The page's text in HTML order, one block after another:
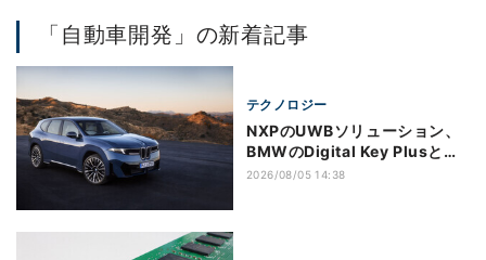
「自動車開発」の新着記事
テクノロジー
NXPのUWBソリューション、
BMWのDigital Key Plusと車
内検知システムに採用
2026/08/05 14:38